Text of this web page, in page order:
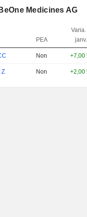
Medicines AG
PEA
Varia.
janv.
Non +7,00
Z Non +2,00